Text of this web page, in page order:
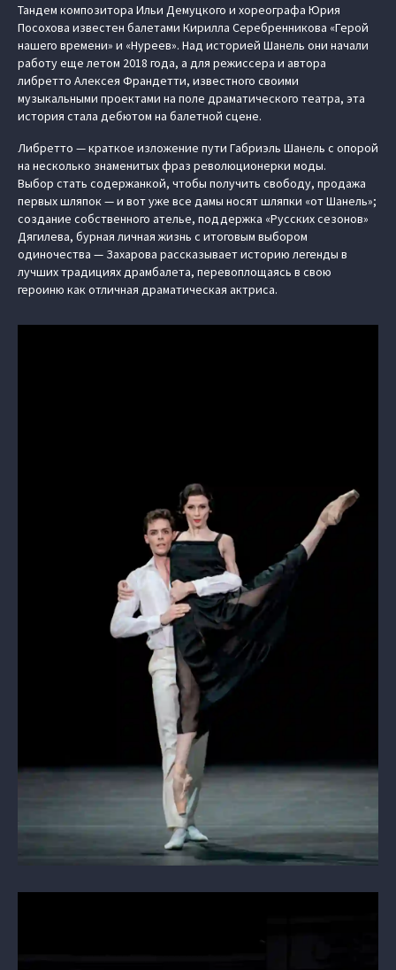
Тандем композитора Ильи Демуцкого и хореографа Юрия
Посохова известен балетами Кирилла Серебренникова «Герой
нашего времени» и «Нуреев». Над историей Шанель они начали
работу еще летом 2018 года, а для режиссера и автора
либретто Алексея Франдетти, известного своими
музыкальными проектами на поле драматического театра, эта
история стала дебютом на балетной сцене.
Либретто — краткое изложение пути Габриэль Шанель с опорой
на несколько знаменитых фраз революционерки моды.
Выбор стать содержанкой, чтобы получить свободу, продажа
первых шляпок — и вот уже все дамы носят шляпки «от Шанель»;
создание собственного ателье, поддержка «Русских сезонов»
Дягилева, бурная личная жизнь с итоговым выбором
одиночества — Захарова рассказывает историю легенды в
лучших традициях драмбалета, перевоплощаясь в свою
героиню как отличная драматическая актриса.